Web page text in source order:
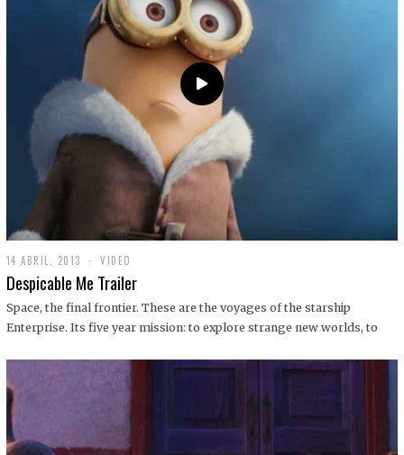
14 ABRIL, 2013
9
D
C
I
1
VIDEO
Despicable Me Trailer
Space, the final frontier. These are the voyages of the starship
Enterprise. Its five year mission: to explore strange new worlds, to